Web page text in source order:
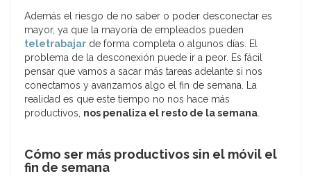
Además el riesgo de no saber o poder desconectar es
mayor, ya que la mayoría de empleados pueden
teletrabajar de forma completa o algunos días. El
problema de la desconexión puede ir a peor. Es fácil
pensar que vamos a sacar más tareas adelante si nos
conectamos y avanzamos algo el fin de semana. La
realidad es que este tiempo no nos hace más
productivos, nos penaliza el resto de la semana.
Cómo ser más productivos sin el móvil el
fin de semana